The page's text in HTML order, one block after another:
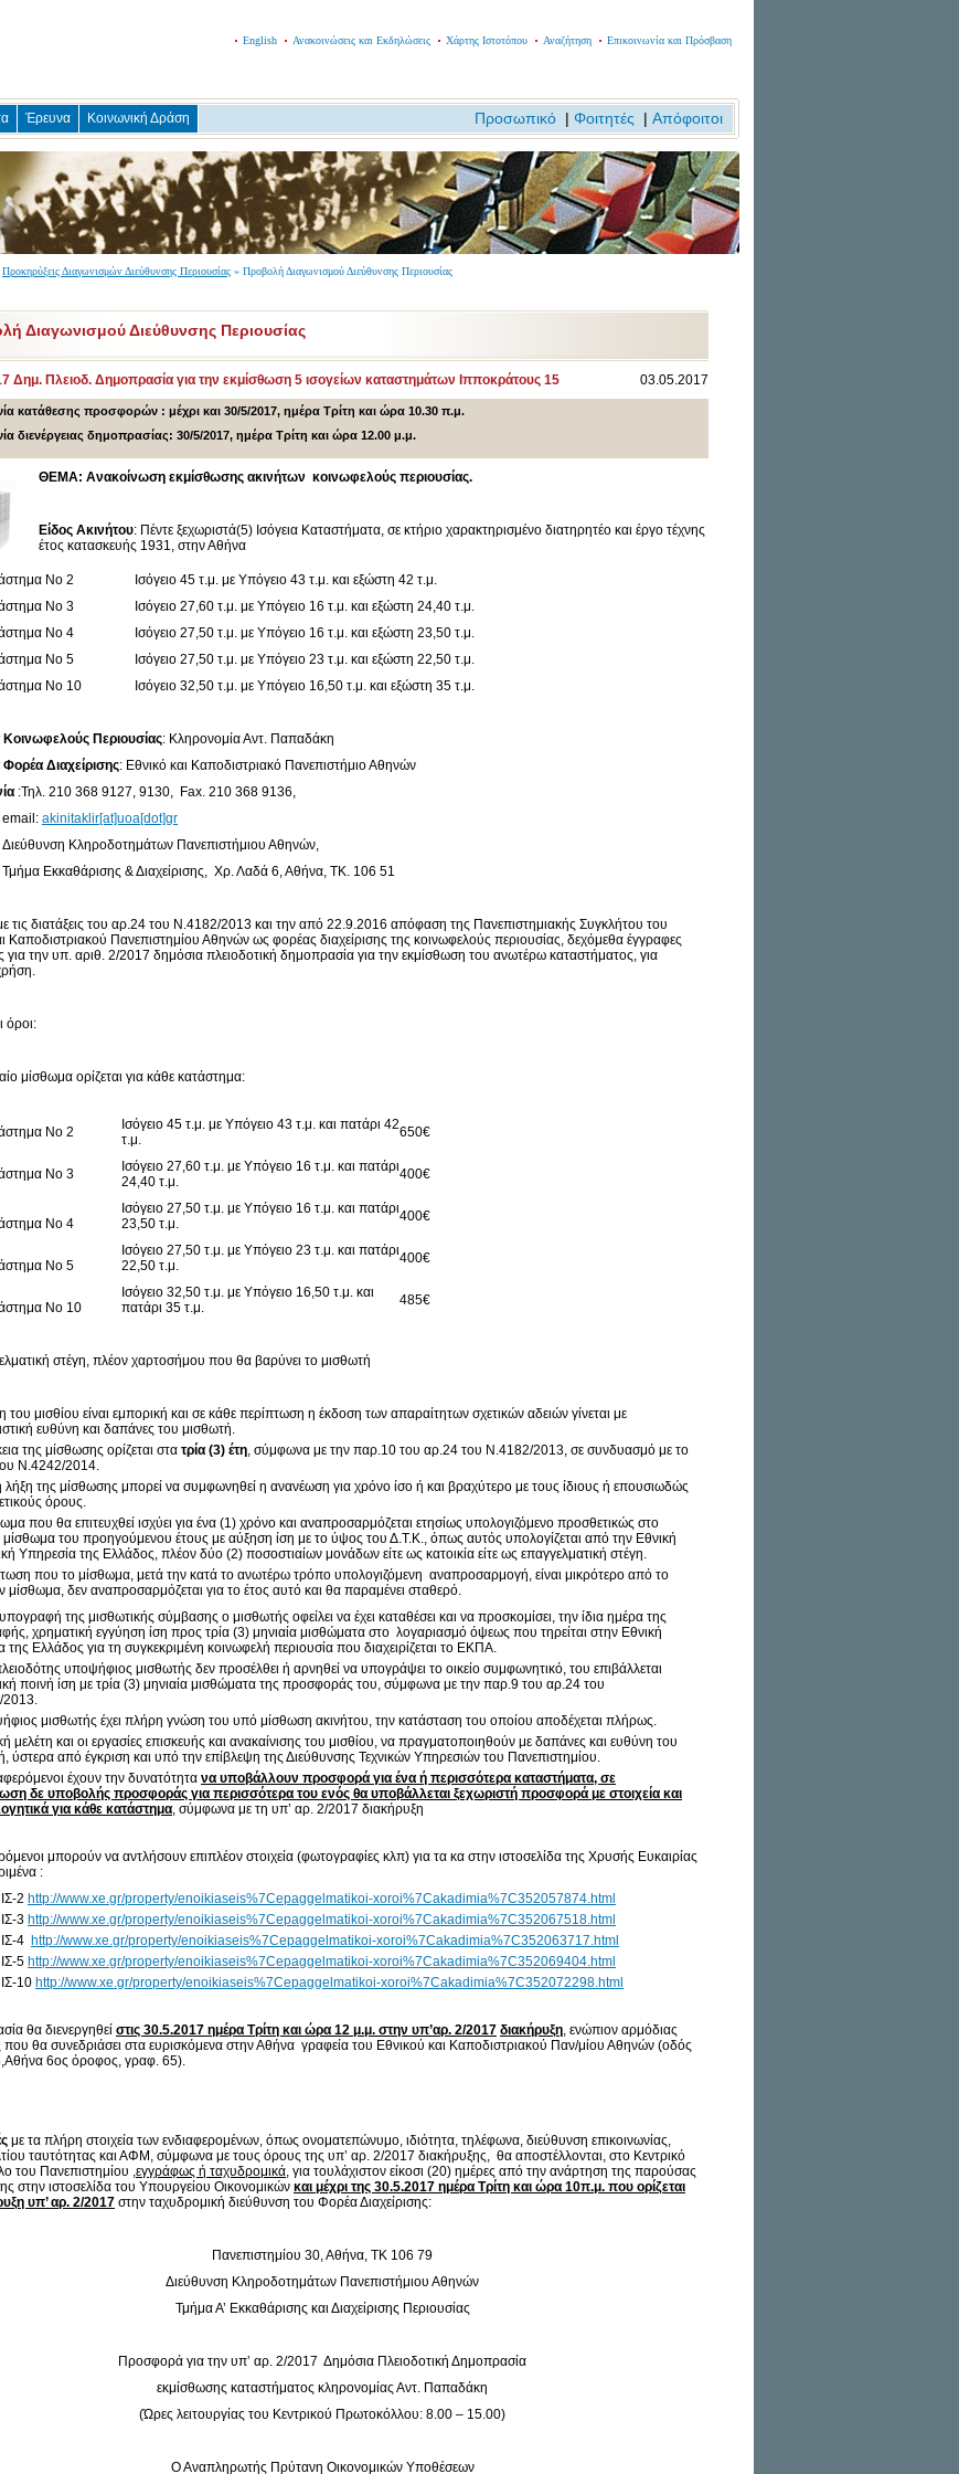
English Ανακοινώσεις και Εκδηλώσεις Χάρτης Ιστοτόπου Αναζήτηση Επικοινωνία και Πρόσβαση
Προσωπικό | Φοιτητές | Απόφοιτοι
Έρευνα Κοινωνική Δράση
Προκηρύξεις Διαγωνισμών Διεύθυνσης Περιουσίας » Προβολή Διαγωνισμού Διεύθυνσης Περιουσίας
Διαγωνισμού Διεύθυνσης Περιουσίας
03.05.2017
Δημ. Πλειοδ. Δημοπρασία για την εκμίσθωση 5 ισογείων καταστημάτων Ιπποκράτους 15
κατάθεσης προσφορών : μέχρι και 30/5/2017, ημέρα Τρίτη και ώρα 10.30 π.μ.
διενέργειας δημοπρασίας: 30/5/2017, ημέρα Τρίτη και ώρα 12.00 μ.μ.
ΘΕΜΑ: Ανακοίνωση εκμίσθωσης ακινήτων κοινωφελούς περιουσίας.
Είδος Ακινήτου: Πέντε ξεχωριστά(5) Ισόγεια Καταστήματα, σε κτήριο χαρακτηρισμένο διατηρητέο και έργο τέχνης
έτος κατασκευής 1931, στην Αθήνα
Νο 2
Ισόγειο 45 τ.μ. με Υπόγειο 43 τ.μ. και εξώστη 42 τ.μ.
Νο 3
Ισόγειο 27,60 τ.μ. με Υπόγειο 16 τ.μ. και εξώστη 24,40 τ.μ.
Νο 4
Ισόγειο 27,50 τ.μ. με Υπόγειο 16 τ.μ. και εξώστη 23,50 τ.μ.
Νο 5
Ισόγειο 27,50 τ.μ. με Υπόγειο 23 τ.μ. και εξώστη 22,50 τ.μ.
Νο 10 Ισόγειο 32,50 τ.μ. με Υπόγειο 16,50 τ.μ. και εξώστη 35 τ.μ.
Περιουσίας: Κληρονομία Αντ. Παπαδάκη
Διαχείρισης: Εθνικό και Καποδιστριακό Πανεπιστήμιο Αθηνών
:Τηλ. 210 368 9127, 9130, Fax. 210 368 9136,
akinitaklir[at]uoa[dot]gr
Κληροδοτημάτων Πανεπιστήμιου Αθηνών,
& Διαχείρισης, Χρ. Λαδά 6, Αθήνα, ΤΚ. 106 51
τις διατάξεις του αρ.24 του Ν.4182/2013 και την από 22.9.2016 απόφαση της Πανεπιστημιακής Συγκλήτου του
Καποδιστριακού Πανεπιστημίου Αθηνών ως φορέας διαχείρισης της κοινωφελούς περιουσίας, δεχόμεθα έγγραφες
την υπ. αριθ. 2/2017 δημόσια πλειοδοτική δημοπρασία για την εκμίσθωση του ανωτέρω καταστήματος, για
όροι:
μίσθωμα ορίζεται για κάθε κατάστημα:
Νο 2
Ισόγειο 45 τ.μ. με Υπόγειο 43 τ.μ. και πατάρι 42
τ.μ.
650€
Νο 3
Ισόγειο 27,60 τ.μ. με Υπόγειο 16 τ.μ. και πατάρι
24,40 τ.μ.
400€
Νο 4
Ισόγειο 27,50 τ.μ. με Υπόγειο 16 τ.μ. και πατάρι
23,50 τ.μ.
400€
Νο 5
Ισόγειο 27,50 τ.μ. με Υπόγειο 23 τ.μ. και πατάρι
22,50 τ.μ.
400€
Νο 10
Ισόγειο 32,50 τ.μ. με Υπόγειο 16,50 τ.μ. και
πατάρι 35 τ.μ.
485€
στέγη, πλέον χαρτοσήμου που θα βαρύνει το μισθωτή
του μισθίου είναι εμπορική και σε κάθε περίπτωση η έκδοση των απαραίτητων σχετικών αδειών γίνεται με
ευθύνη και δαπάνες του μισθωτή.
της μίσθωσης ορίζεται στα τρία (3) έτη, σύμφωνα με την παρ.10 του αρ.24 του Ν.4182/2013, σε συνδυασμό με το
Ν.4242/2014.
λήξη της μίσθωσης μπορεί να συμφωνηθεί η ανανέωση για χρόνο ίσο ή και βραχύτερο με τους ίδιους ή επουσιωδώς
όρους.
που θα επιτευχθεί ισχύει για ένα (1) χρόνο και αναπροσαρμόζεται ετησίως υπολογιζόμενο προσθετικώς στο
μίσθωμα του προηγούμενου έτους με αύξηση ίση με το ύψος του Δ.Τ.Κ., όπως αυτός υπολογίζεται από την Εθνική
Υπηρεσία της Ελλάδος, πλέον δύο (2) ποσοστιαίων μονάδων είτε ως κατοικία είτε ως επαγγελματική στέγη.
που το μίσθωμα, μετά την κατά το ανωτέρω τρόπο υπολογιζόμενη αναπροσαρμογή, είναι μικρότερο από το
μίσθωμα, δεν αναπροσαρμόζεται για το έτος αυτό και θα παραμένει σταθερό.
της μισθωτικής σύμβασης ο μισθωτής οφείλει να έχει καταθέσει και να προσκομίσει, την ίδια ημέρα της
χρηματική εγγύηση ίση προς τρία (3) μηνιαία μισθώματα στο λογαριασμό όψεως που τηρείται στην Εθνική
της Ελλάδος για τη συγκεκριμένη κοινωφελή περιουσία που διαχειρίζεται το ΕΚΠΑ.
υποψήφιος μισθωτής δεν προσέλθει ή αρνηθεί να υπογράψει το οικείο συμφωνητικό, του επιβάλλεται
ποινή ίση με τρία (3) μηνιαία μισθώματα της προσφοράς του, σύμφωνα με την παρ.9 του αρ.24 του
2013.
μισθωτής έχει πλήρη γνώση του υπό μίσθωση ακινήτου, την κατάσταση του οποίου αποδέχεται πλήρως.
μελέτη και οι εργασίες επισκευής και ανακαίνισης του μισθίου, να πραγματοποιηθούν με δαπάνες και ευθύνη του
ύστερα από έγκριση και υπό την επίβλεψη της Διεύθυνσης Τεχνικών Υπηρεσιών του Πανεπιστημίου.
έχουν την δυνατότητα να υποβάλλουν προσφορά για ένα ή περισσότερα καταστήματα, σε
δε υποβολής προσφοράς για περισσότερα του ενός θα υποβάλλεται ξεχωριστή προσφορά με στοιχεία και
για κάθε κατάστημα, σύμφωνα με τη υπ’ αρ. 2/2017 διακήρυξη
μπορούν να αντλήσουν επιπλέον στοιχεία (φωτογραφίες κλπ) για τα κα στην ιστοσελίδα της Χρυσής Ευκαιρίας
:
2 http://www.xe.gr/property/enoikiaseis%7Cepaggelmatikoi-xoroi%7Cakadimia%7C352057874.html
3 http://www.xe.gr/property/enoikiaseis%7Cepaggelmatikoi-xoroi%7Cakadimia%7C352067518.html
4 http://www.xe.gr/property/enoikiaseis%7Cepaggelmatikoi-xoroi%7Cakadimia%7C352063717.html
5 http://www.xe.gr/property/enoikiaseis%7Cepaggelmatikoi-xoroi%7Cakadimia%7C352069404.html
ΙΣ-10 http://www.xe.gr/property/enoikiaseis%7Cepaggelmatikoi-xoroi%7Cakadimia%7C352072298.html
θα διενεργηθεί στις 30.5.2017 ημέρα Τρίτη και ώρα 12 μ.μ. στην υπ’αρ. 2/2017 διακήρυξη, ενώπιον αρμόδιας
που θα συνεδριάσει στα ευρισκόμενα στην Αθήνα γραφεία του Εθνικού και Καποδιστριακού Παν/μίου Αθηνών (οδός
6ος όροφος, γραφ. 65).
με τα πλήρη στοιχεία των ενδιαφερομένων, όπως ονοματεπώνυμο, ιδιότητα, τηλέφωνα, διεύθυνση επικοινωνίας,
ταυτότητας και ΑΦΜ, σύμφωνα με τους όρους της υπ’ αρ. 2/2017 διακήρυξης, θα αποστέλλονται, στο Κεντρικό
του Πανεπιστημίου ,εγγράφως ή ταχυδρομικά, για τουλάχιστον είκοσι (20) ημέρες από την ανάρτηση της παρούσας
στην ιστοσελίδα του Υπουργείου Οικονομικών και μέχρι της 30.5.2017 ημέρα Τρίτη και ώρα 10π.μ. που ορίζεται
υπ’ αρ. 2/2017 στην ταχυδρομική διεύθυνση του Φορέα Διαχείρισης:
Πανεπιστημίου 30, Αθήνα, ΤΚ 106 79
Διεύθυνση Κληροδοτημάτων Πανεπιστήμιου Αθηνών
Τμήμα Α’ Εκκαθάρισης και Διαχείρισης Περιουσίας
Προσφορά για την υπ’ αρ. 2/2017 Δημόσια Πλειοδοτική Δημοπρασία
εκμίσθωσης καταστήματος κληρονομίας Αντ. Παπαδάκη
(Ώρες λειτουργίας του Κεντρικού Πρωτοκόλλου: 8.00 – 15.00)
Ο Αναπληρωτής Πρύτανη Οικονομικών Υποθέσεων